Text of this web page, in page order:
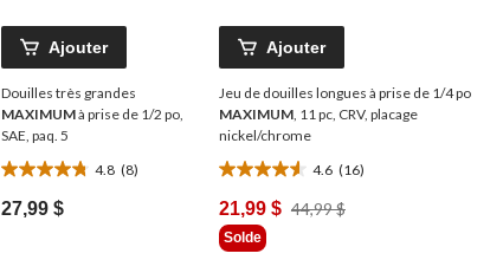
Ajouter
Douilles très grandes
MAXIMUMà prise de 1/2 po,
SAE, paq. 5
4.8 (8)
4.8
étoile(s)
sur
27,99 $
Ajouter
Jeu de douilles longues à prise de 1/4 po
MAXIMUM , 11 pc, CRV, placage
nickel/chrome
4.6 (16)
4.6
étoile(s)
sur
5.
21,99 $ 44,99 $Prix
Solde